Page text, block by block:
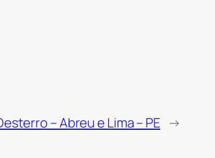
– Abreu e Lima – PE →